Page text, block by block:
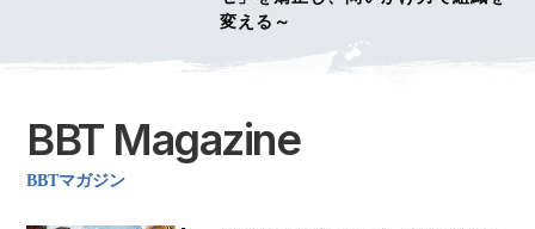
変える～
BBT Magazine
BBTマガジン